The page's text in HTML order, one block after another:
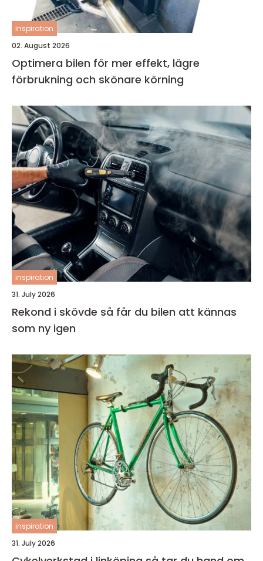
inspiration
02. August 2026
Optimera bilen för mer effekt, lägre
förbrukning och skönare körning
inspiration
31. July 2026
Rekond i skövde så får du bilen att kännas
som ny igen
inspiration
31. July 2026